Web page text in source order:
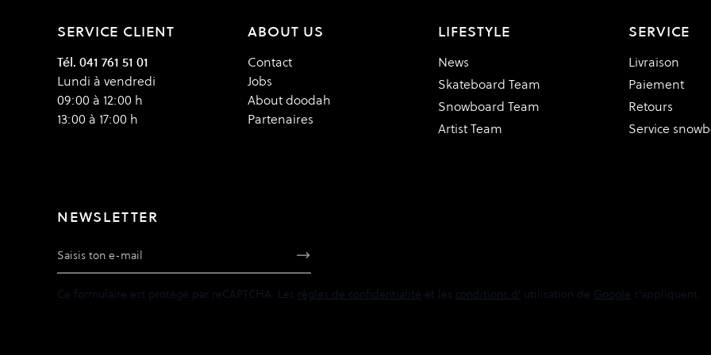
SERVICE CLIENT
Tél. 041 761 51 01
Lundi à vendredi
09:00 à 12:00 h
13:00 à 17:00 h
ABOUT US
Contact
Jobs
About doodah
Partenaires
LIFESTYLE
News
Skateboard Team
Snowboard Team
Artist Team
SERVICE
Livraison
Paiement
Retours
Service
NEWSLETTER
Adresse e-mail
Ce formulaire est protégé par reCAPTCHA. Les règles de confidentialité et les conditions d' utilisation de Google s'appliquent.